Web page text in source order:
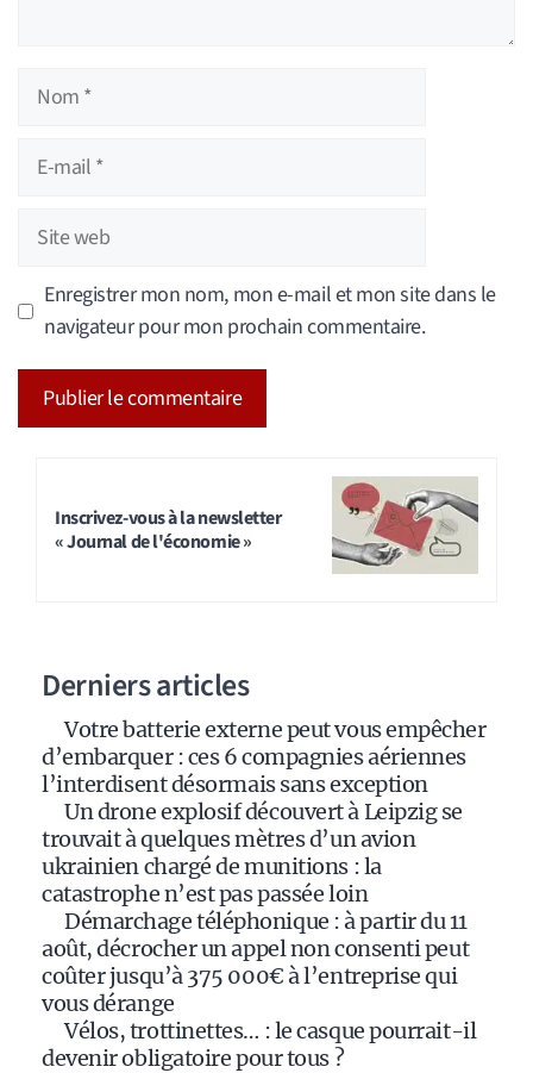
Nom
Site
web
Enregistrer mon nom, mon e-mail et mon site dans le
navigateur pour mon prochain commentaire.
Inscrivez-vous à la newsletter
« Journal de l'économie »
Derniers articles
Votre batterie externe peut vous empêcher
d’embarquer : ces 6 compagnies aériennes
l’interdisent désormais sans exception
Un drone explosif découvert à Leipzig se
trouvait à quelques mètres d’un avion
ukrainien chargé de munitions : la
catastrophe n’est pas passée loin
Démarchage téléphonique : à partir du 11
août, décrocher un appel non consenti peut
coûter jusqu’à 375 000€ à l’entreprise qui
vous dérange
Vélos, trottinettes… : le casque pourrait-il
devenir obligatoire pour tous ?